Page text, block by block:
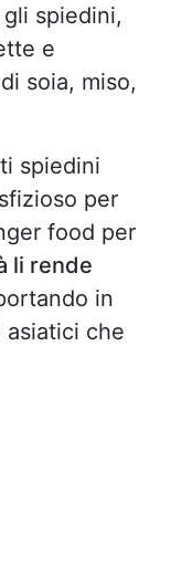
spiedini,
e
soia, miso,
spiedini
per
food per
li rende
in
asiatici che